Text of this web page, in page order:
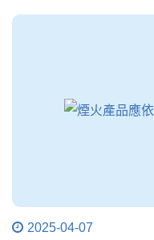
2025-04-07